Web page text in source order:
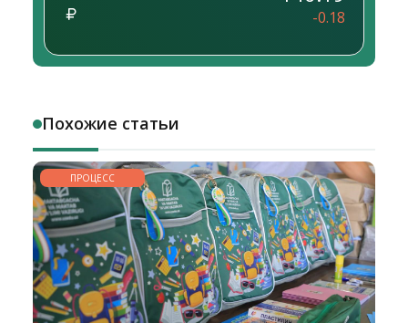
-0.18
Похожие статьи
ПРОЦЕСС